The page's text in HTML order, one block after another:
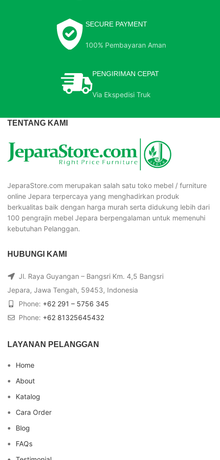
SECURE PAYMENT
100% Pembayaran Aman
PENGIRIMAN CEPAT
Via Ekspedisi Truk
TENTANG KAMI
JeparaStore.com merupakan salah satu toko mebel / furniture
online Jepara terpercaya yang menghadirkan produk
berkualitas baik dengan harga murah serta didukung lebih dari
100 pengrajin mebel Jepara berpengalaman untuk memenuhi
kebutuhan Pelanggan.
HUBUNGI KAMI
Jl. Raya Guyangan – Bangsri Km. 4,5 Bangsri
Jepara, Jawa Tengah, 59453, Indonesia
Phone: +62 291 – 5756 345
Phone: +62 81325645432
LAYANAN PELANGGAN
Home
About
Katalog
Cara Order
Blog
FAQs